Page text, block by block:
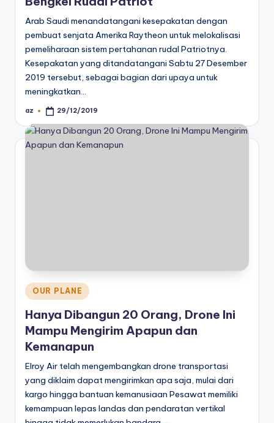
Arab Saudi menandatangani kesepakatan dengan
pembuat senjata Amerika Raytheon untuk melokalisasi
pemeliharaan sistem pertahanan rudal Patriotnya.
Kesepakatan yang ditandatangani Sabtu 27 Desember
2019 tersebut, sebagai bagian dari upaya untuk
meningkatkan…
Posted
az 29/12/2019
Posted
in
OUR PLANE
Hanya Dibangun 20 Orang, Drone Ini
Mampu Mengirim Apapun dan
Kemanapun
Elroy Air telah mengembangkan drone transportasi
yang diklaim dapat mengirimkan apa saja, mulai dari
kargo hingga bantuan kemanusiaan Pesawat memiliki
kemampuan lepas landas dan pendaratan vertikal